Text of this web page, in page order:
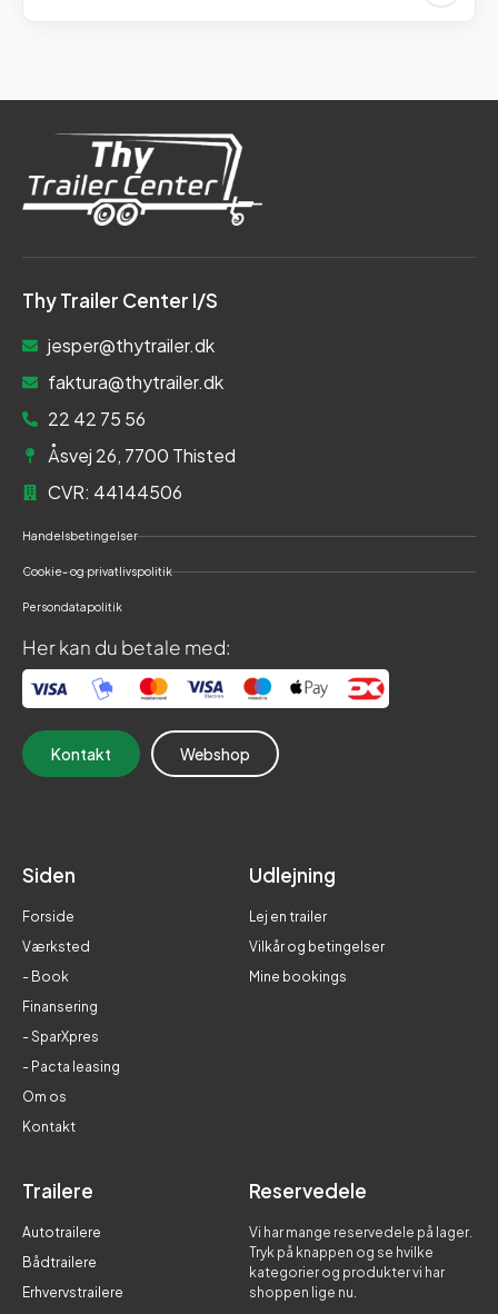
Thy Trailer Center I/S
jesper@thytrailer.dk
faktura@thytrailer.dk
22 42 75 56
Åsvej 26, 7700 Thisted
CVR: 44144506
Handelsbetingelser
Cookie- og privatlivspolitik
Persondatapolitik
Her kan du betale med:
Kontakt Webshop
Siden
Forside
Værksted
- Book
Finansering
- SparXpres
- Pacta leasing
Om os
Kontakt
Udlejning
Lej en trailer
Vilkår og betingelser
Mine bookings
Trailere
Autotrailere
Bådtrailere
Erhvervstrailere
Reservedele
Vi har mange reservedele på lager.
Tryk på knappen og se hvilke
kategorier og produkter vi har
shoppen lige nu.